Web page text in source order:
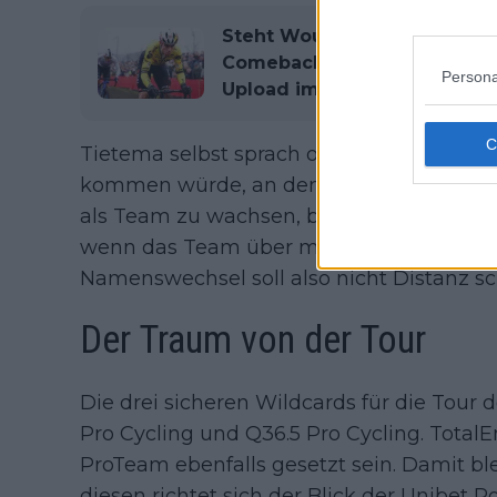
Steht Wout Van Aert kurz
Comeback? Belgier meldet
Upload im Training zurück
Tietema selbst sprach offen über den
kommen würde, an dem mein Name
als Team zu wachsen, brauchen wir
wenn das Team über meine Person
Namenswechsel soll also nicht Distanz
Der Traum von der Tour
Die drei sicheren Wildcards für die Tour
Pro Cycling und Q36.5 Pro Cycling.
ProTeam ebenfalls gesetzt sein. Damit